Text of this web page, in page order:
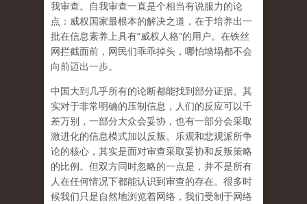
我审查。自我审查一直是个相当有说服力的论
点：威权国家最根本的解决之道，在于培养出一
批在信息素养上具有“威权人格”的用户。在铁丝
网拦截面前，网民们乖乖掉头，哪怕墙塌都不会
向前迈出一步。
中国大到几乎所有的论断都能找到部分证据。其
实对于非常明确的压制信息，人们的反应可以千
差万别，一部分大众会妥协，也有一部分会采取
激进化的信息模式加以反叛。乐观和悲观派所争
论的核心，其实是面对审查采取妥协和反叛策略
的比例。但双方同时忽略的一点是，并不是所有
人在任何情况下都能认识到审查的存在。很多时
候我们只是自然地浏览着网络，我们受制于网络